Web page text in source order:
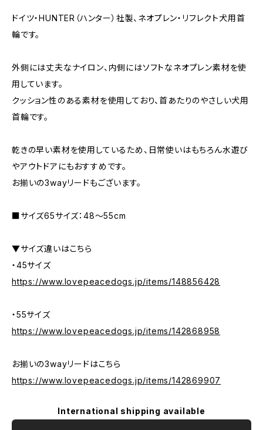
ドイツ・HUNTER（ハンター）社製、ネオプレン・リフレクト犬用首
輪です。
外側には丈夫なナイロン、内側にはソフトなネオプレン素材を使
用しています。
クッション性のある素材を使用しており、首あたりのやさしい犬用
首輪です。
乾きの早い素材を使用しているため、日常使いはもちろん水遊び
やアウトドアにもおすすめです。
お揃いの3wayリードもございます。
■サイズ65サイズ：48〜55cm
▼サイズ違いはこちら
・45サイズ
https://www.lovepeacedogs.jp/items/148856428
・55サイズ
https://www.lovepeacedogs.jp/items/142868958
お揃いの3wayリードはこちら
https://www.lovepeacedogs.jp/items/142869907
International shipping available